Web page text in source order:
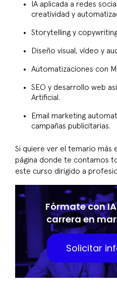
IA aplicada a redes
creatividad y
Storytelling y
Diseño visual, vídeo y
Automatizaciones con
SEO y desarrollo web
Artificial.
Email marketing
campañas publicitarias.
Si quiere ver el temario más
página donde te contamos
este curso dirigido a
Fórmate con
carrera en
Solicitar